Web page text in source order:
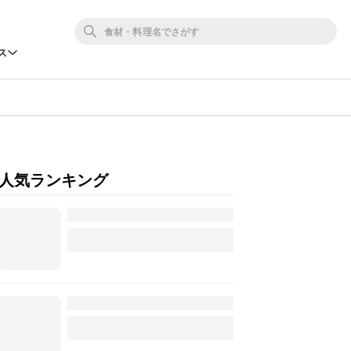
人気ランキング